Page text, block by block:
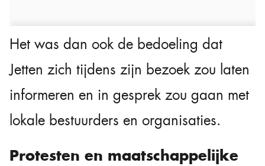
Het was dan ook de bedoeling dat
Jetten zich tijdens zijn bezoek zou laten
informeren en in gesprek zou gaan met
lokale bestuurders en organisaties.
Protesten en maatschappelijke